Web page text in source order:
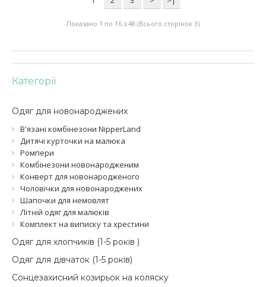
Показано 1 по 16 з 48 (Всього сторінок 3)
Категорїї
Одяг для новонароджених
В'язані комбінезони NipperLand
Дитячі курточки на малюка
Ромпери
Комбінезони новонародженим
Конверт для новонародженого
Чоловічки для новонароджених
Шапочки для немовлят
Літній одяг для малюків
Комплект на виписку та хрестини
Одяг для хлопчиків (1-5 років )
Одяг для дівчаток (1-5 років)
Сонцезахисний козирьок на коляску